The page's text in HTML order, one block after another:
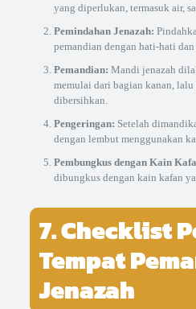
yang diperlukan, termasuk air,
Pemindahan Jenazah:
pemandian dengan hati-hati
Pemandian: Mandi jenazah
memulai dari bagian kanan,
dibersihkan.
Pengeringan: Setelah
dengan lembut menggunakan
Pembungkus dengan Kain
dibungkus dengan kain kafan
7. Checklist
Tempat
Jenazah